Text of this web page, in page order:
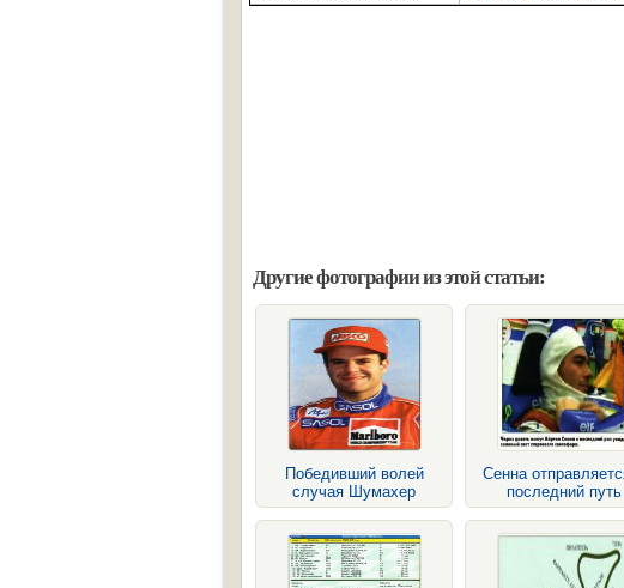
Другие фотографии из этой статьи:
Победивший волей
случая Шумахер
Сенна
последний путь